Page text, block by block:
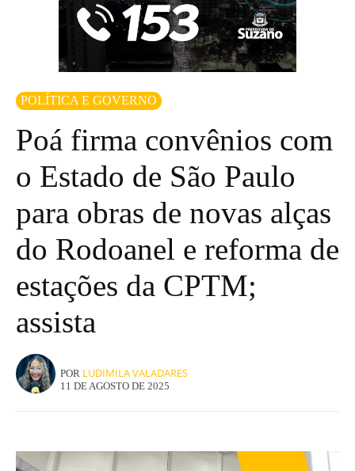
POLÍTICA E GOVERNO
Poá firma convênios com
o Estado de São Paulo
para obras de novas alças
do Rodoanel e reforma de
estações da CPTM;
assista
POR LUDIMILA VALADARES
11 DE AGOSTO DE 2025